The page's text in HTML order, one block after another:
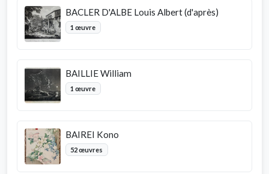
BACLER D'ALBE Louis Albert (d'après)
1 œuvre
BAILLIE William
1 œuvre
BAIREI Kono
52 œuvres